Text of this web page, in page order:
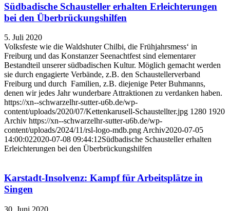
Südbadische Schausteller erhalten Erleichterungen
bei den Überbrückungshilfen
5. Juli 2020
Volksfeste wie die Waldshuter Chilbi, die Frühjahrsmess‘ in
Freiburg und das Konstanzer Seenachtfest sind elementarer
Bestandteil unserer südbadischen Kultur. Möglich gemacht werden
sie durch engagierte Verbände, z.B. den Schaustellerverband
Freiburg und durch Familien, z.B. diejenige Peter Buhmanns,
denen wir jedes Jahr wunderbare Attraktionen zu verdanken haben.
https://xn--schwarzelhr-sutter-u6b.de/wp-
content/uploads/2020/07/Kettenkarusell-Schaustellter.jpg 1280 1920
Archiv https://xn--schwarzelhr-sutter-u6b.de/wp-
content/uploads/2024/11/rsl-logo-mdb.png Archiv2020-07-05
14:00:022020-07-08 09:44:12Südbadische Schausteller erhalten
Erleichterungen bei den Überbrückungshilfen
Karstadt-Insolvenz: Kampf für Arbeitsplätze in
Singen
30. Juni 2020